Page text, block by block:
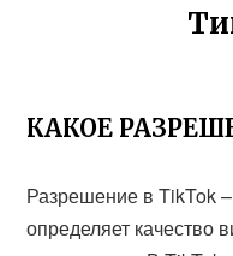
КАКОЕ
Разрешение в TikTok
определяет качество